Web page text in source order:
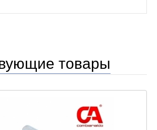
товары